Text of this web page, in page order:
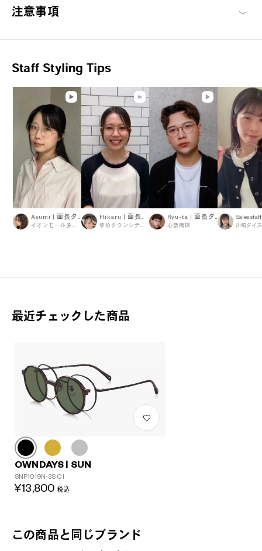
C2：17%
C3：45%
太陽ごと、トリコにする。
ファッションアイテムとしてはもちろん、眩しさを和らげ、紫外
線から瞳を守ります。アウトドアや街中でもSUNがそばにいれ
ば、いつもよりちょっと特別。
OWNDAYS | SUN 商品一覧へ
注意事項
Staff Styling Tips
Asumi | 面長タイプ
イオンモール多摩平の森店
Hikaru | 面長タイプ
ゆめタウンシティーモール
Ryu-ta | 面長タイプ
心斎橋店
Sales staff
川崎ダイス
最近チェックした商品
OWNDAYS | SUN
SNP1019N-3S C1
¥13,800 税込
この商品と同じブランド